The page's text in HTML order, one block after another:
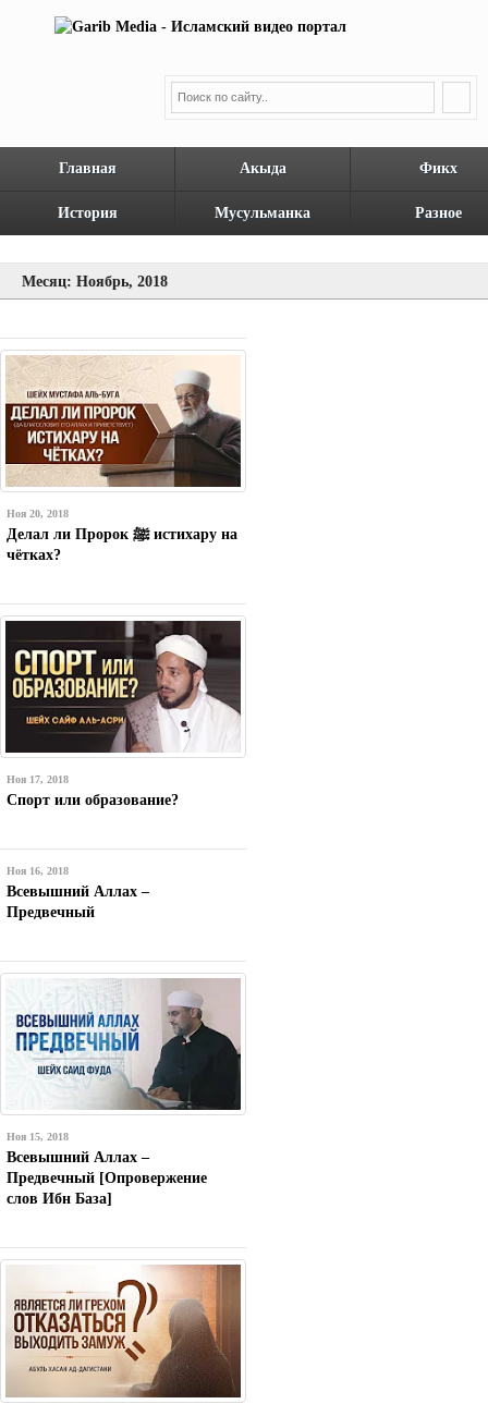
Главная Акыда Фикх
История Мусульманка Разное
Месяц: Ноябрь, 2018
Ноя 20, 2018
Делал ли Пророк ﷺ истихару на
чётках?
Ноя 17, 2018
Спорт или образование?
Ноя 16, 2018
Всевышний Аллах –
Предвечный
Ноя 15, 2018
Всевышний Аллах –
Предвечный [Опровержение
слов Ибн База]